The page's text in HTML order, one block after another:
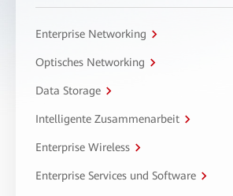
Enterprise Networking
Optisches Networking
Data Storage
Intelligente Zusammenarbeit
Enterprise Wireless
Enterprise Services und Software